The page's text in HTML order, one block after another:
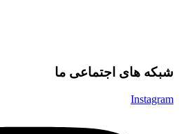
شبکه های اجتماعی ما
Instagram